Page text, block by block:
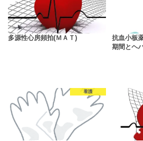
多源性心房頻拍(ＭＡＴ)
抗血小板
期間とヘ
看護